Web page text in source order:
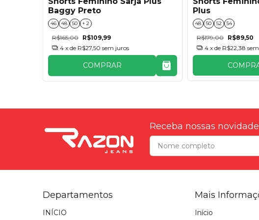
Baggy Preto
46 48 50 + 2
R$165,00 R$109,99
4 x de R$27,50 sem juros
COMPRAR
Plus
48 50 52 54
R$179,00 R$89,50
4 x de R$22,38
Receba nossas
Departamentos
INÍCIO
Mais
Início